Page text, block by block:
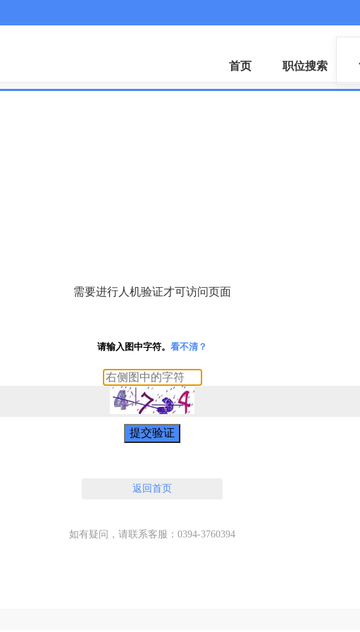
首页 职位搜索
需要进行人机验证才可访问页面
请输入图中字符。 看不清？
提交验证
返回首页
如有疑问，请联系客服：0394-3760394